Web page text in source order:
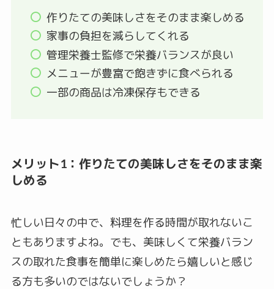
作りたての美味しさをそのまま楽しめる
家事の負担を減らしてくれる
管理栄養士監修で栄養バランスが良い
メニューが豊富で飽きずに食べられる
一部の商品は冷凍保存もできる
メリット1：作りたての美味しさをそのまま楽
しめる
忙しい日々の中で、料理を作る時間が取れないこ
ともありますよね。でも、美味しくて栄養バラン
スの取れた食事を簡単に楽しめたら嬉しいと感じ
る方も多いのではないでしょうか？